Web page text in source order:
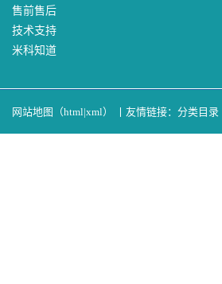
售前售后
技术支持
米科知道
网站地图（html|xml） 友情链接： 分类目录